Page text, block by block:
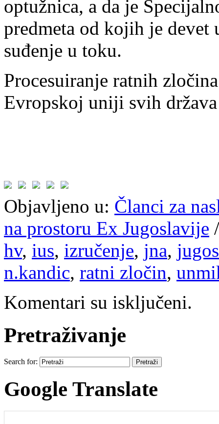
optužnica, a da je
predmeta od kojih je devet
suđenje u toku.
Procesuiranje ratnih
Evropskoj uniji svih
Objavljeno u: Članci za
na prostoru Ex Jugoslavije
hv, ius, izručenje, jna,
n.kandic, ratni zločin,
Komentari su isključeni.
Pretraživanje
Search for:
Google Translate